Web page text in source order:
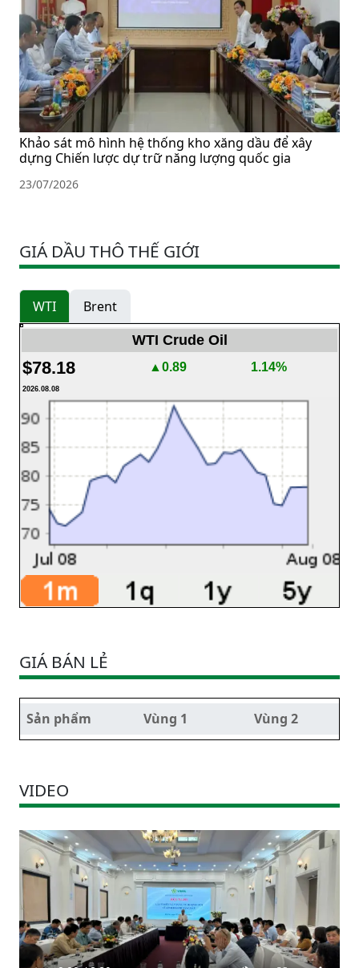
Khảo sát mô hình hệ thống kho xăng dầu để xây
dựng Chiến lược dự trữ năng lượng quốc gia
23/07/2026
GIÁ DẦU THÔ THẾ GIỚI
WTI Brent
WTI Crude Oil
$78.18 ▲0.89 1.14%
2026.08.08
GIÁ BÁN LẺ
Sản phẩm Vùng 1 Vùng 2
VIDEO